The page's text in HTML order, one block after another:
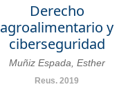
Derecho
agroalimentario y
ciberseguridad
Muñiz Espada, Esther
Reus. 2019